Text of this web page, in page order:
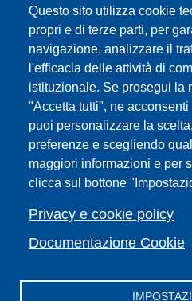
Questo sito utilizza cookie
propri e di terze parti, per
navigazione, analizzare il
l'efficacia delle attività di
istituzionale. Se prosegui la
"Accetta tutti", ne
puoi personalizzare la
preferenze e scegliendo
maggiori informazioni e per
clicca sul bottone
Privacy e cookie policy
Documentazione Cookie
URP | Ufficio
Sedi
Mappa del sito
Webmaster e
Elenco dei siti tematici
Accessibilità
Feed RSS
Note legali del sito
Privacy policy
Cambia idea sui cookie